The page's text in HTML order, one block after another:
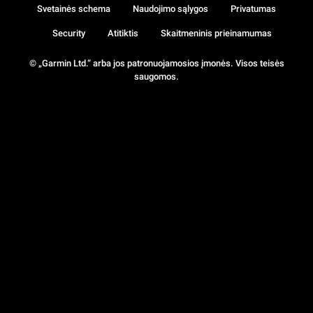
© „Garmin Ltd.“ arba jos patronuojamosios įmonės. Visos teisės
saugomos.
Svetainės schema Naudojimo sąlygos Privatumas
Security Atitiktis Skaitmeninis prieinamumas